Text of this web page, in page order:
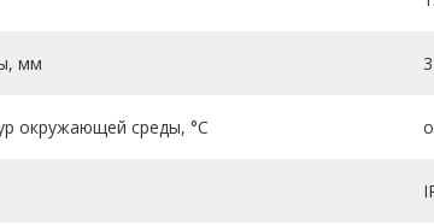
мм
окружающей среды, °C